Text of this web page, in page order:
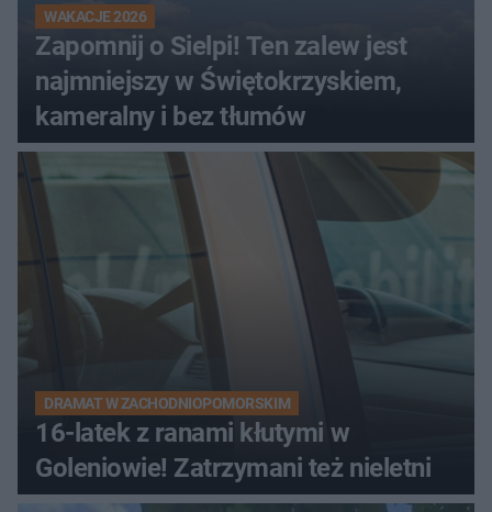
WAKACJE 2026
Zapomnij o Sielpi! Ten zalew jest
najmniejszy w Świętokrzyskiem,
kameralny i bez tłumów
DRAMAT W ZACHODNIOPOMORSKIM
16-latek z ranami kłutymi w
Goleniowie! Zatrzymani też nieletni